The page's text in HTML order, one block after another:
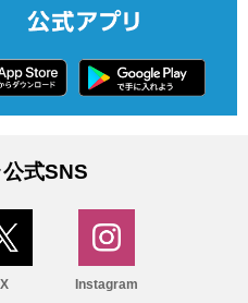
式SNS
X Instagram